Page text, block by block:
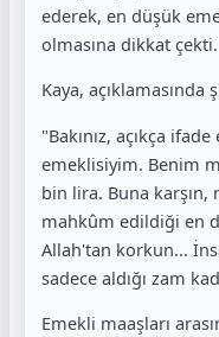
ederek, en düşük
olmasına dikkat çekti.
Kaya,
"Bakınız, açıkça
emeklisiyim. Benim
bin lira. Buna karşın,
mahkûm edildiği en
Allah'tan korkun...
sadece aldığı zam
Emekli maaşları